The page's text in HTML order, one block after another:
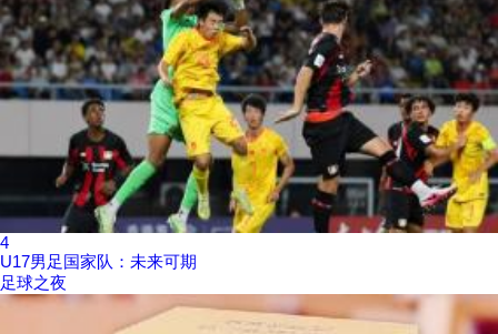
4
U17男足国家队：未来可期
足球之夜